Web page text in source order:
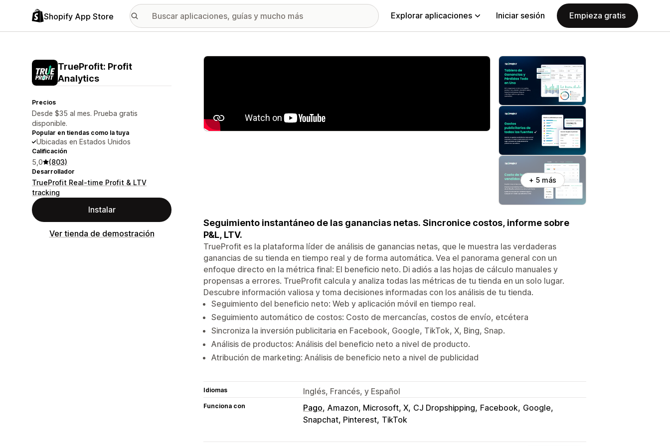
Shopify App Store Explorar aplicaciones Iniciar sesión Empieza gratis
TrueProfit: Profit
Analytics
Precios
Desde $35 al mes. Prueba gratis
disponible.
Popular en tiendas como la tuya
Ubicadas en Estados Unidos
Calificación
5,0 (803)
Desarrollador
TrueProfit Real-time Profit & LTV
tracking
Instalar
Ver tienda de demostración
Galería de imágenes destacadas
+ 5 más
Seguimiento instantáneo de las ganancias netas. Sincronice costos, informe sobre
P&L, LTV.
TrueProfit es la plataforma líder de análisis de ganancias netas, que le muestra las verdaderas
ganancias de su tienda en tiempo real y de forma automática. Vea el panorama general con un
enfoque directo en la métrica final: El beneficio neto. Di adiós a las hojas de cálculo manuales y
propensas a errores. TrueProfit calcula y analiza todas las métricas de tu tienda en un solo lugar.
Descubre información valiosa y toma decisiones informadas con los análisis de tu tienda.
Seguimiento del beneficio neto: Web y aplicación móvil en tiempo real.
Seguimiento automático de costos: Costo de mercancías, costos de envío, etcétera
Sincroniza la inversión publicitaria en Facebook, Google, TikTok, X, Bing, Snap.
Análisis de productos: Análisis del beneficio neto a nivel de producto.
Atribución de marketing: Análisis de beneficio neto a nivel de publicidad
Idiomas Inglés, Francés, y Español
Funciona con Pago Amazon, Microsoft, X CJ Dropshipping Facebook Google
Snapchat, Pinterest TikTok